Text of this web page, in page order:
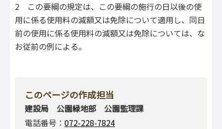
2 この要綱の規定は、この要綱の施行の日以後の使
用に係る使用料の減額又は免除について適用し、同日
前の使用に係る使用料の減額又は免除については、な
お従前の例による。
このページの作成担当
建設局 公園緑地部 公園監理課
電話番号： 072-228-7824